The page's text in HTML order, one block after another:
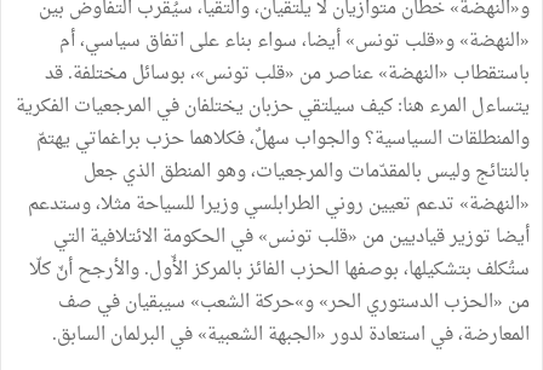
و«النهضة» خطّان متوازيان لا يلتقيان، والتقيا، سيُقرب التفاوض بين
«النهضة» و«قلب تونس» أيضا، سواء بناء على اتفاق سياسي، أم
باستقطاب «النهضة» عناصر من «قلب تونس»، بوسائل مختلفة. قد
يتساءل المرء هنا: كيف سيلتقي حزبان يختلفان في المرجعيات الفكرية
والمنطلقات السياسية؟ والجواب سهلٌ، فكلاهما حزب براغماتي يهتمّ
بالنتائج وليس بالمقدّمات والمرجعيات، وهو المنطق الذي جعل
«النهضة» تدعم تعيين روني الطرابلسي وزيرا للسياحة مثلا، وستدعم
أيضا توزير قياديين من «قلب تونس» في الحكومة الائتلافية التي
ستُكلف بتشكيلها، بوصفها الحزب الفائز بالمركز الأّول. والأرجح أنّ كلّا
من «الحزب الدستوري الحر» و»حركة الشعب» سيبقيان في صف
المعارضة، في استعادة لدور «الجبهة الشعبية» في البرلمان السابق.